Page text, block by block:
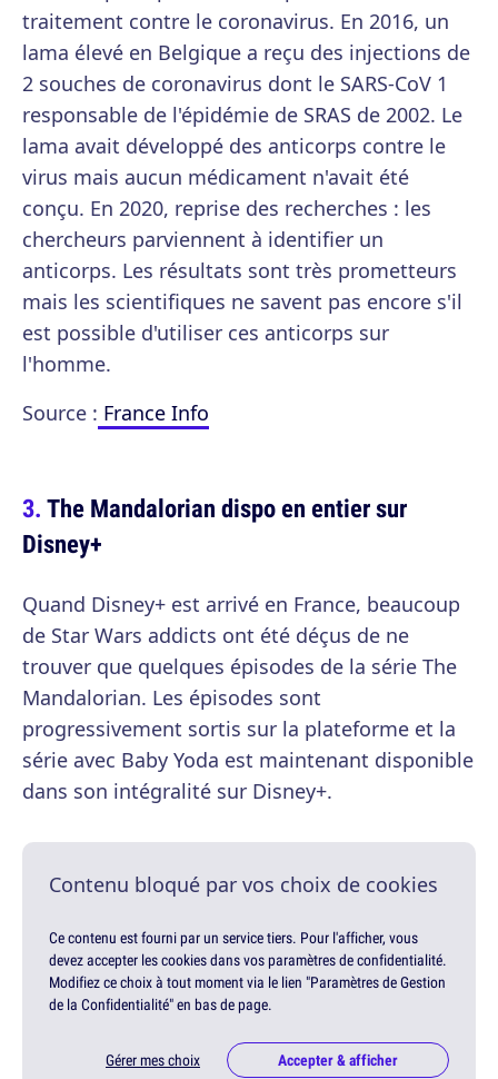
traitement contre le coronavirus. En 2016, un
lama élevé en Belgique a reçu des injections de
2 souches de coronavirus dont le SARS-CoV 1
responsable de l'épidémie de SRAS de 2002. Le
lama avait développé des anticorps contre le
virus mais aucun médicament n'avait été
conçu. En 2020, reprise des recherches : les
chercheurs parviennent à identifier un
anticorps. Les résultats sont très prometteurs
mais les scientifiques ne savent pas encore s'il
est possible d'utiliser ces anticorps sur
l'homme.
Source : France Info
The Mandalorian dispo en entier sur
Disney+
Quand Disney+ est arrivé en France, beaucoup
de Star Wars addicts ont été déçus de ne
trouver que quelques épisodes de la série The
Mandalorian. Les épisodes sont
progressivement sortis sur la plateforme et la
série avec Baby Yoda est maintenant disponible
dans son intégralité sur Disney+.
Contenu bloqué par vos choix de cookies
Ce contenu est fourni par un service tiers. Pour l'afficher, vous
devez accepter les cookies dans vos paramètres de confidentialité.
Modifiez ce choix à tout moment via le lien "Paramètres de Gestion
de la Confidentialité" en bas de page.
Gérer mes choix Accepter & afficher